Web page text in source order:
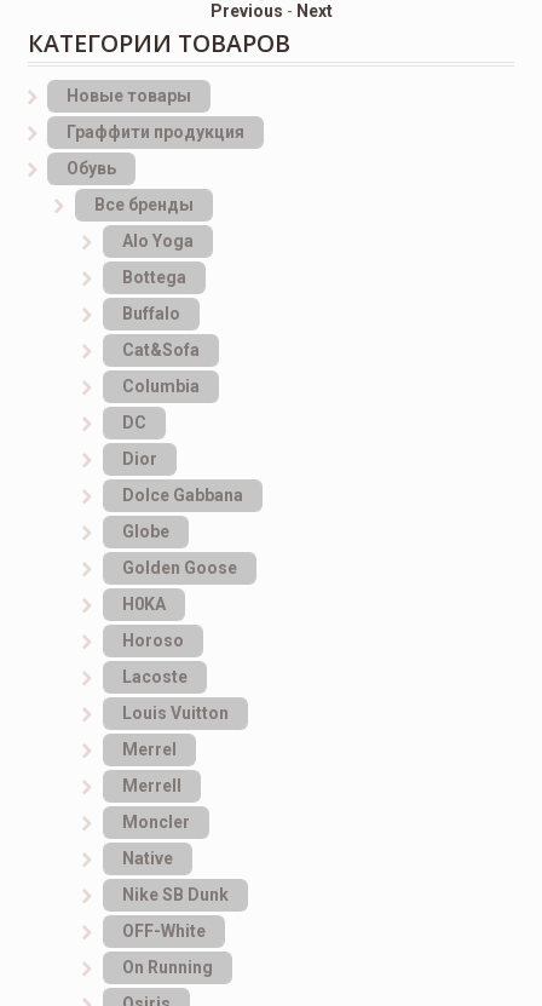
Previous - Next
КАТЕГОРИИ ТОВАРОВ
Новые товары
Граффити продукция
Обувь
Все бренды
Alo Yoga
Bottеga
Buffalo
Cat&Sofa
Columbia
DC
Dior
Dolce Gabbana
Globe
Golden Goose
H0KA
Horoso
Lacoste
Louis Vuitton
Merrel
Merrell
Moncler
Native
Nike SB Dunk
OFF-White
On Running